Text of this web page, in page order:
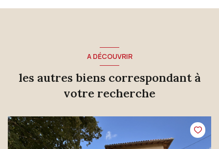
A DÉCOUVRIR
les autres biens correspondant à
votre recherche